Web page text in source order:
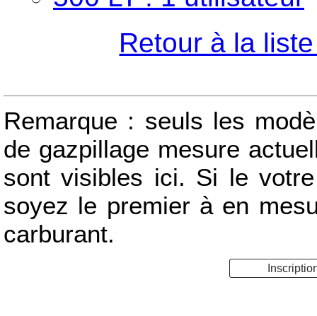
Retour à la
Remarque : seuls les
de gazpillage mesure
sont visibles ici. Si le
soyez le premier à en
carburant.